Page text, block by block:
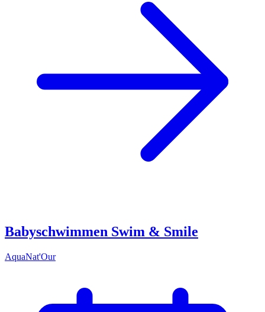
Babyschwimmen Swim & Smile
AquaNat'Our